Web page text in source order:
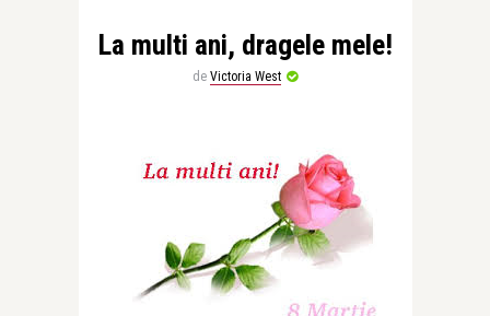
La multi ani, dragele mele!
de Victoria West